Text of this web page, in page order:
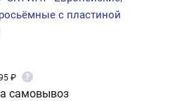
с пластиной
₽ ?
самовывоз